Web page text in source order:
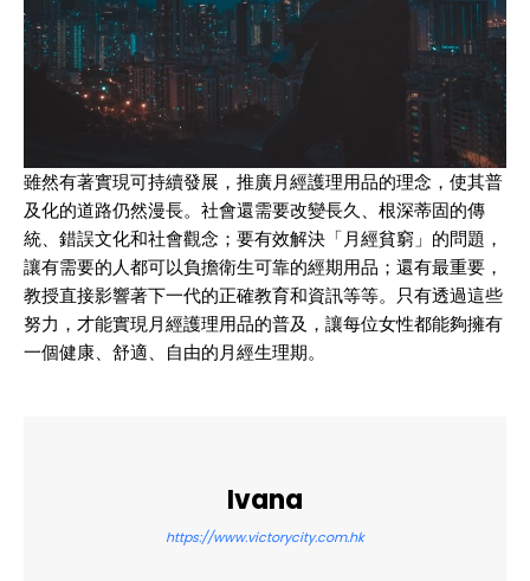
雖然有著實現可持續發展，推廣月經護理用品的理念，使其普
及化的道路仍然漫長。社會還需要改變長久、根深蒂固的傳
統、錯誤文化和社會觀念；要有效解決「月經貧窮」的問題，
讓有需要的人都可以負擔衛生可靠的經期用品；還有最重要，
教授直接影響著下一代的正確教育和資訊等等。只有透過這些
努力，才能實現月經護理用品的普及，讓每位女性都能夠擁有
一個健康、舒適、自由的月經生理期。
Ivana
https://www.victorycity.com.hk